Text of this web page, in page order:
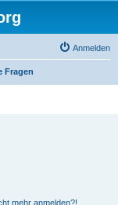
Anmelden
Fragen
mehr anmelden?!